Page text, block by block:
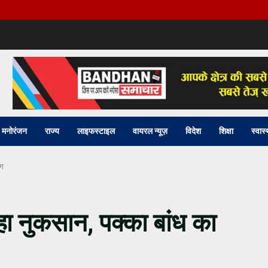
मनोरंजन राज्य लाइफस्टाइल वायरल न्यूज़ विदेश शिक्षा
नुकसान, पक्का बांध का